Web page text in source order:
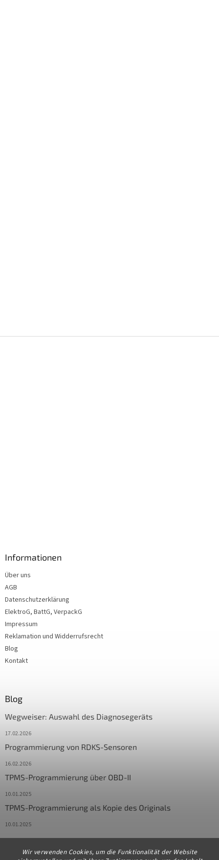
Wir verwenden Cookies, um die Funktionalität der Website
Informationen
Über uns
AGB
Datenschutzerklärung
ElektroG, BattG, VerpackG
Impressum
Reklamation und Widderrufsrecht
Blog
Kontakt
Blog
Wegweiser: Auswahl des Diagnosegeräts
17.02.2026
Programmierung von RDKS-Sensoren
16.02.2026
TPMS-Programmierung über OBD-II
10.01.2025
TPMS-Programmierung als Kopie des Originals
10.01.2025
Kontakt